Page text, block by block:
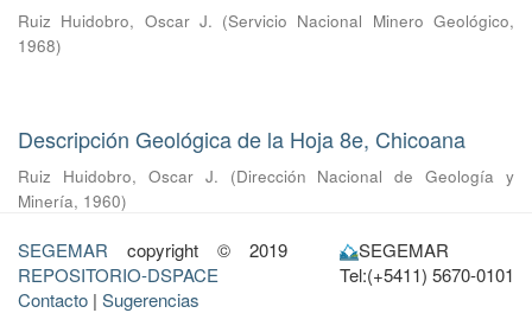
Ruiz Huidobro, Oscar J. (Servicio Nacional Minero Geológico,
1968)
Descripción Geológica de la Hoja 8e, Chicoana
Ruiz Huidobro, Oscar J. (Dirección Nacional de Geología y
Minería, 1960)
SEGEMAR copyright © 2019
REPOSITORIO-DSPACE
Contacto | Sugerencias
SEGEMAR
Tel:(+5411) 5670-0101